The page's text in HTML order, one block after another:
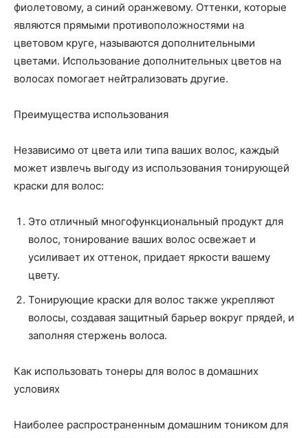
фиолетовому, а синий оранжевому. Оттенки, которые
являются прямыми противоположностями на
цветовом круге, называются дополнительными
цветами. Использование дополнительных цветов на
волосах помогает нейтрализовать другие.
Преимущества использования
Независимо от цвета или типа ваших волос, каждый
может извлечь выгоду из использования тонирующей
краски для волос:
Это отличный многофункциональный продукт для
волос, тонирование ваших волос освежает и
усиливает их оттенок, придает яркости вашему
цвету.
Тонирующие краски для волос также укрепляют
волосы, создавая защитный барьер вокруг прядей, и
заполняя стержень волоса.
Как использовать тонеры для волос в домашних
условиях
Наиболее распространенным домашним тоником для